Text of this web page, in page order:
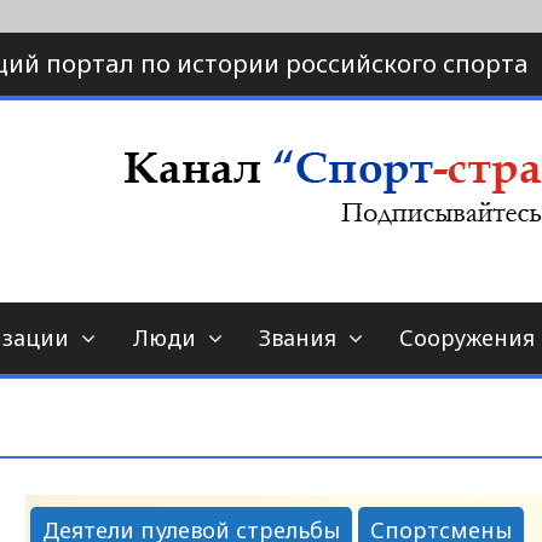
портал по истории российского спорта
страна.ру
по истории спорта
Люди Звания Сооружения
Деятели пулевой стрельбы Спортсмены